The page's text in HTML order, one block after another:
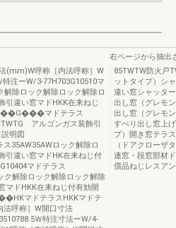
(mm)W呼称［内法呼称］W
注ーW/3-77H703G10510マ
解除ロック解除ロック解除ロ
違い窓マドHKK在来ねじ
マドテラス
TWTG アルゴンガス装飾引
明図
35AW35AWロック解除ロ
引違い窓マドHK在来ねじ付
マドテラス
ク解除ロック解除ロック解除
ドHKK在来ねじ付有効開
マドテラスHKKマドテ
呼称］W開口寸法
Ｗ特注寸法ーW/4-
右ページから抽出
85TWTW防火戸
ットタイプ）シ
違い窓シャッタ
出し窓（グレモ
出し窓（グレモ
すべり出し窓上
プ）開き窓テラ
（ドアクローザ
連窓・段窓部材
償品ねじレスア